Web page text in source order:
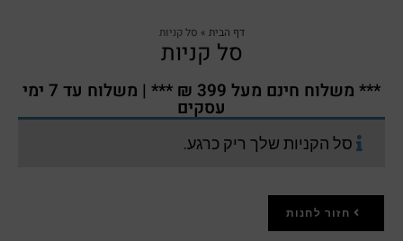
דף הבית » סל קניות
סל קניות
*** משלוח חינם מעל 399 ₪ *** | משלוח עד 7 ימי
עסקים
סל הקניות שלך ריק כרגע.
חזור לחנות